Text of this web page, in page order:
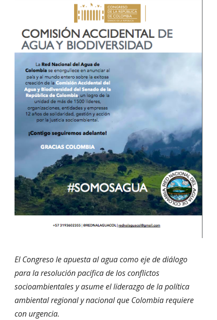
El Congreso le apuesta al agua como eje de diálogo
para la resolución pacífica de los conflictos
socioambientales y asume el liderazgo de la política
ambiental regional y nacional que Colombia requiere
con urgencia.